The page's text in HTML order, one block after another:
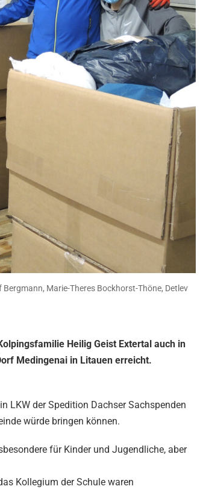
Marie-Theres Bockhorst-Thöne, Detlev
Heilig Geist Extertal auch in
Medingenai in Litauen erreicht.
LKW der Spedition Dachser Sachspenden
würde bringen können.
für Kinder und Jugendliche, aber
Kollegium der Schule waren